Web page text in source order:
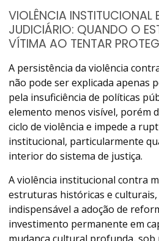
VIOLÊNCIA INSTITUCIONAL
JUDICIÁRIO: QUANDO O
VÍTIMA AO TENTAR
A persistência da violência
não pode ser explicada apenas
pela insuficiência de políticas
elemento menos visível, porém
ciclo de violência e impede a
institucional, particularmente
interior do sistema de justiça.
A violência institucional contra
estruturas históricas e
indispensável a adoção de
investimento permanente em